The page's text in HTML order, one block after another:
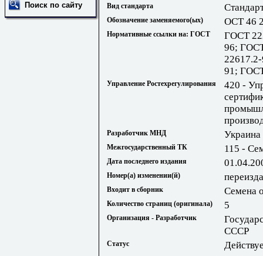
Поиск по сайту
Вид стандарта
Обозначение заменяемого(ых) ОСТ 46
Нормативные ссылки на: ГОСТ
ГОСТ
96;
91;
Управление Ростехрегулирования
420 -
Разработчик МНД Украина
Межгосударственный ТК 115 -
Дата последнего издания
Номер(а) изменении(й)
Входит в сборник Семена
Количество страниц (оригинала) 5
Организация - Разработчик
СССР
Статус